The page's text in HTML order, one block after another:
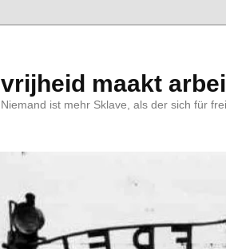
vrijheid maakt
Niemand ist mehr Sklave, als der sich für